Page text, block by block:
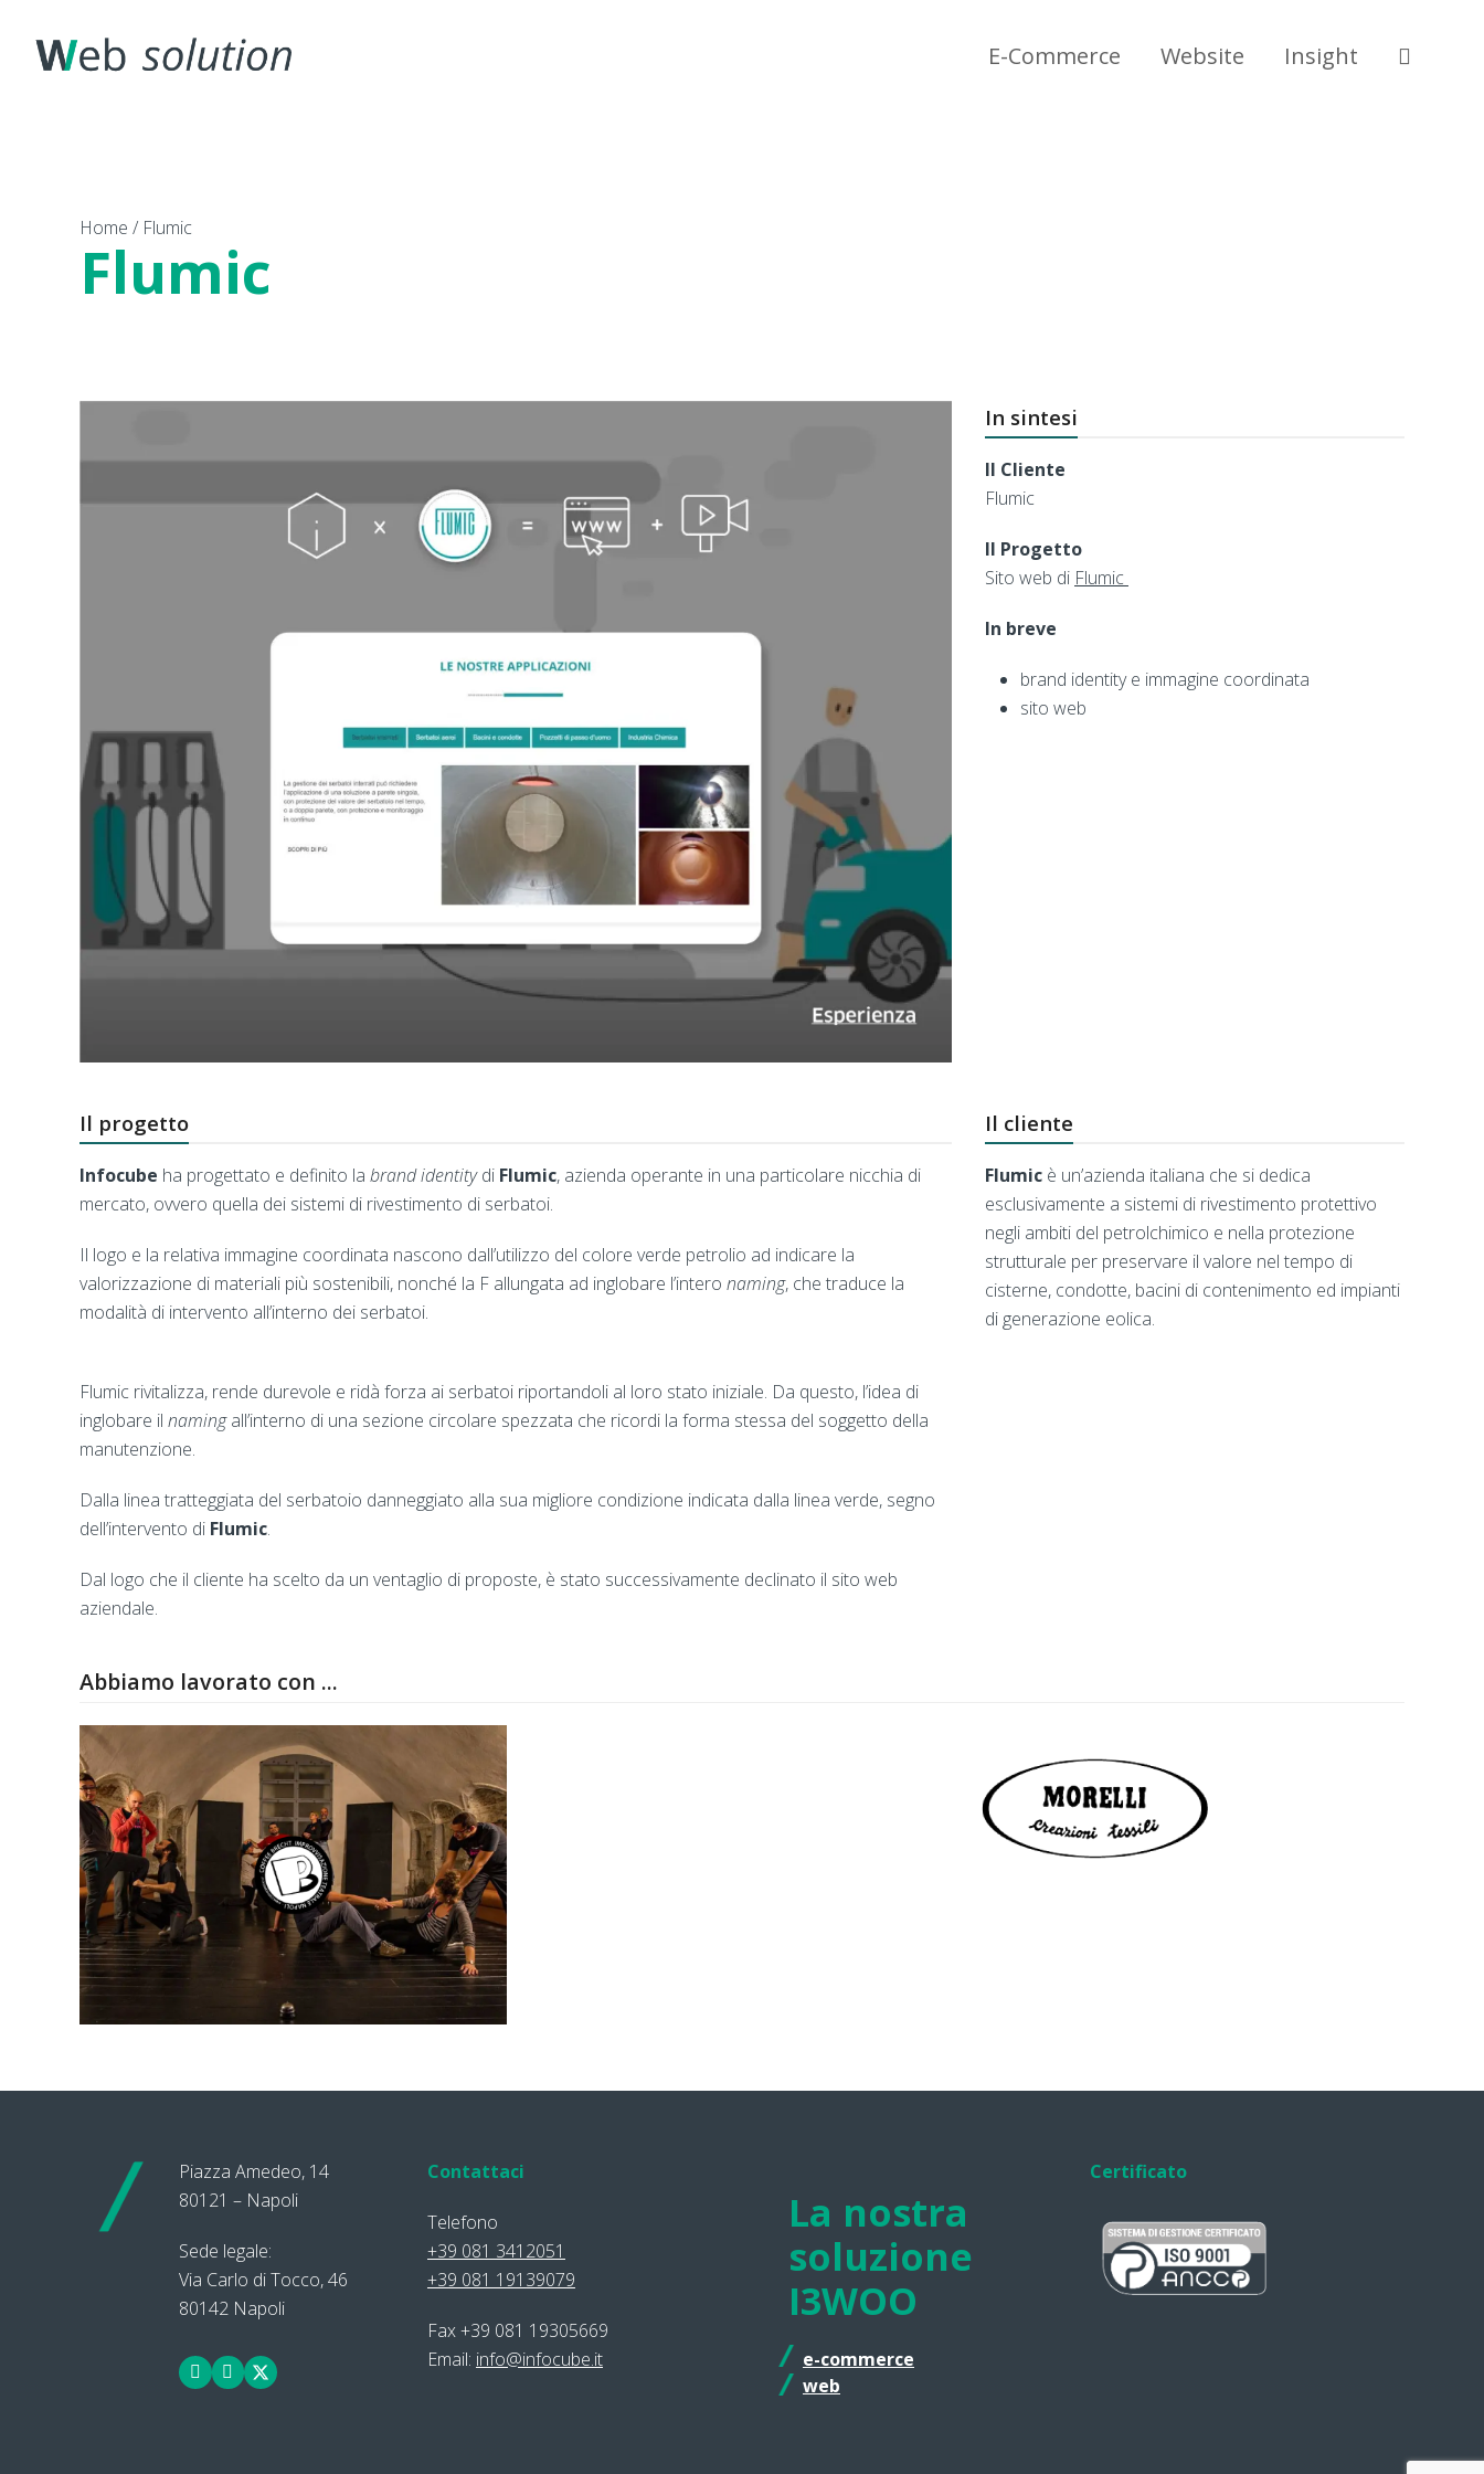
E-Commerce Website Insight
Home / Flumic
Flumic
In sintesi
Il Cliente
Flumic
Il Progetto
Sito web di Flumic
In breve
brand identity e immagine coordinata
sito web
Il progetto
Infocube ha progettato e definito la brand identitydi Flumic, azienda operante in una particolare nicchia di
mercato, ovvero quella dei sistemi di rivestimento di serbatoi.
Il logo e la relativa immagine coordinata nascono dall’utilizzo del colore verde petrolio ad indicare la
valorizzazione di materiali più sostenibili, nonché la F allungata ad inglobare l’intero naming, che traduce la
modalità di intervento all’interno dei serbatoi.
Flumic rivitalizza, rende durevole e ridà forza ai serbatoi riportandoli al loro stato iniziale. Da questo, l’idea di
inglobare il namingall’interno di una sezione circolare spezzata che ricordi la forma stessa del soggetto della
manutenzione.
Dalla linea tratteggiata del serbatoio danneggiato alla sua migliore condizione indicata dalla linea verde, segno
dell’intervento di Flumic.
Dal logo che il cliente ha scelto da un ventaglio di proposte, è stato successivamente declinato il sito web
aziendale.
Il cliente
Flumic è un’azienda italiana che si dedica
esclusivamente a sistemi di rivestimento protettivo
negli ambiti del petrolchimico e nella protezione
strutturale per preservare il valore nel tempo di
cisterne, condotte, bacini di contenimento ed impianti
di generazione eolica.
Abbiamo lavorato con ...
Piazza Amedeo, 14
80121 – Napoli
Sede legale:
Via Carlo di Tocco, 46
80142 Napoli
Facebook
LinkedInTwitter
Contattaci
Telefono
+39 081 3412051
+39 081 19139079
Fax +39 081 19305669
Email: info@infocube.it
La nostra
soluzione
I3WOO
e-commerce
web
Certificato